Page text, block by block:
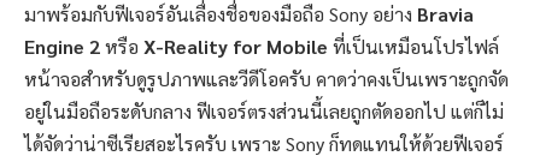
มาพร้อมกับฟีเจอร์อันเลื่องชื่อของมือถือ Sony อย่าง Bravia
Engine 2หรือ X-Reality for Mobile ที่เป็นเหมือนโปรไฟล์
หน้าจอสำหรับดูรูปภาพและวีดีโอครับ คาดว่าคงเป็นเพราะถูกจัด
อยู่ในมือถือระดับกลาง ฟีเจอร์ตรงส่วนนี้เลยถูกตัดออกไป แต่ก็ไม่
ได้จัดว่าน่าซีเรียสอะไรครับ เพราะ Sony ก็ทดแทนให้ด้วยฟีเจอร์